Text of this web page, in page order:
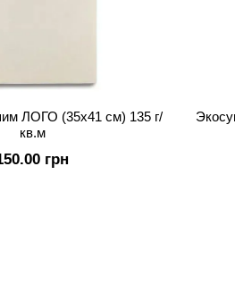
ЛОГО (35х41 см) 135 г/
кв.м
грн